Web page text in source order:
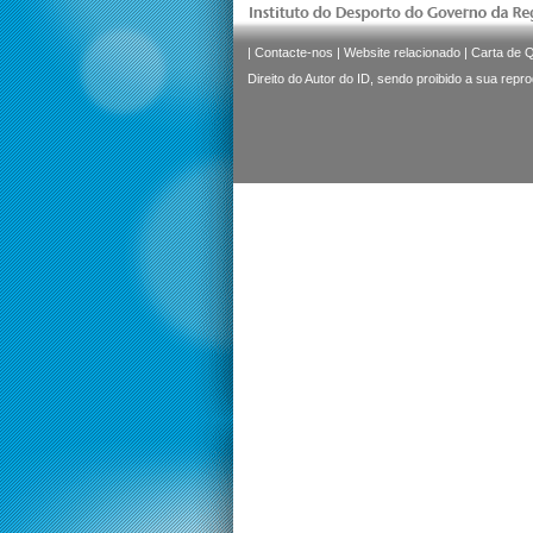
| Contacte-nos | Website relacionado | Carta de
Direito do Autor do ID, sendo proibido a sua